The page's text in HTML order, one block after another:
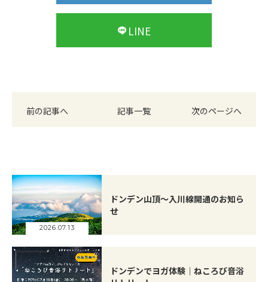
LINE
記事一覧
前の記事へ 次のページへ
2026.07.13
ドンデン山頂～入川線開通のお知ら
せ
ドンデンでヨガ体験｜ねころび音浴